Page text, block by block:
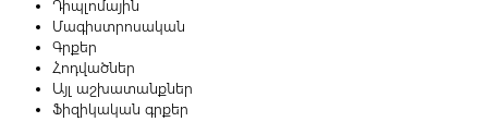
Դիպլոմային
Մագիստրոսական
Գրքեր
Հոդվածներ
Այլ աշխատանքներ
Ֆիզիկական գրքեր